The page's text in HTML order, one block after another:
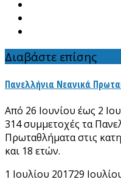
Διαβάστε επίσης
Πανελλήνια Νεανικά
Από 26 Ιουνίου έως 2
314 συμμετοχές τα
Πρωταθλήματα στις
και 18 ετών.
1 Ιουλίου 201729